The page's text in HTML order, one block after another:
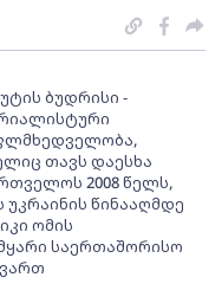
ბუდრისი -
თავს დაესხა
2008 წელს,
უკრაინის წინააღმდე
ომის
საერთაშორისო